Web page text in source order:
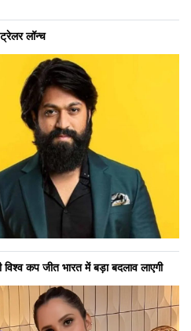
लॉन्च
विश्व कप जीत भारत में बड़ा बदलाव लाएगी